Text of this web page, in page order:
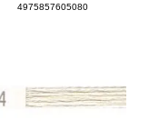
4975857605080